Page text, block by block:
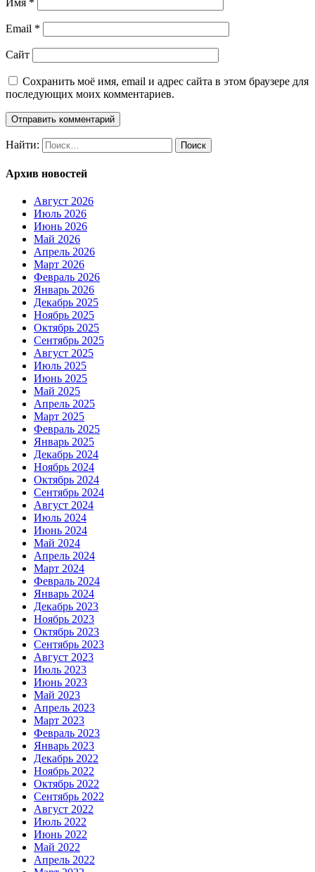
Email *
Сайт
Сохранить моё имя, email и адрес сайта в этом браузере для
последующих моих комментариев.
Найти:
Архив новостей
Август 2026
Июль 2026
Июнь 2026
Май 2026
Апрель 2026
Март 2026
Февраль 2026
Январь 2026
Декабрь 2025
Ноябрь 2025
Октябрь 2025
Сентябрь 2025
Август 2025
Июль 2025
Июнь 2025
Май 2025
Апрель 2025
Март 2025
Февраль 2025
Январь 2025
Декабрь 2024
Ноябрь 2024
Октябрь 2024
Сентябрь 2024
Август 2024
Июль 2024
Июнь 2024
Май 2024
Апрель 2024
Март 2024
Февраль 2024
Январь 2024
Декабрь 2023
Ноябрь 2023
Октябрь 2023
Сентябрь 2023
Август 2023
Июль 2023
Июнь 2023
Май 2023
Апрель 2023
Март 2023
Февраль 2023
Январь 2023
Декабрь 2022
Ноябрь 2022
Октябрь 2022
Сентябрь 2022
Август 2022
Июль 2022
Июнь 2022
Май 2022
Апрель 2022